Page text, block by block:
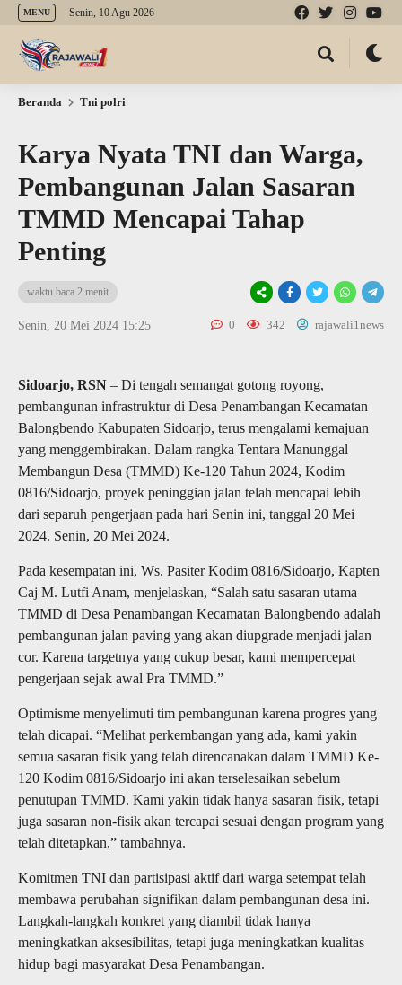
MENU Senin, 10 Agu 2026
Beranda Tni polri
Karya Nyata TNI dan Warga,
Pembangunan Jalan Sasaran
TMMD Mencapai Tahap
Penting
waktu baca 2 menit
Senin, 20 Mei 2024 15:25 0 342 rajawali1news
Sidoarjo, RSN – Di tengah semangat gotong royong,
pembangunan infrastruktur di Desa Penambangan Kecamatan
Balongbendo Kabupaten Sidoarjo, terus mengalami kemajuan
yang menggembirakan. Dalam rangka Tentara Manunggal
Membangun Desa (TMMD) Ke-120 Tahun 2024, Kodim
0816/Sidoarjo, proyek peninggian jalan telah mencapai lebih
dari separuh pengerjaan pada hari Senin ini, tanggal 20 Mei
2024. Senin, 20 Mei 2024.
Pada kesempatan ini, Ws. Pasiter Kodim 0816/Sidoarjo, Kapten
Caj M. Lutfi Anam, menjelaskan, “Salah satu sasaran utama
TMMD di Desa Penambangan Kecamatan Balongbendo adalah
pembangunan jalan paving yang akan diupgrade menjadi jalan
cor. Karena targetnya yang cukup besar, kami mempercepat
pengerjaan sejak awal Pra TMMD.”
Optimisme menyelimuti tim pembangunan karena progres yang
telah dicapai. “Melihat perkembangan yang ada, kami yakin
semua sasaran fisik yang telah direncanakan dalam TMMD Ke-
120 Kodim 0816/Sidoarjo ini akan terselesaikan sebelum
penutupan TMMD. Kami yakin tidak hanya sasaran fisik, tetapi
juga sasaran non-fisik akan tercapai sesuai dengan program yang
telah ditetapkan,” tambahnya.
Komitmen TNI dan partisipasi aktif dari warga setempat telah
membawa perubahan signifikan dalam pembangunan desa ini.
Langkah-langkah konkret yang diambil tidak hanya
meningkatkan aksesibilitas, tetapi juga meningkatkan kualitas
hidup bagi masyarakat Desa Penambangan.